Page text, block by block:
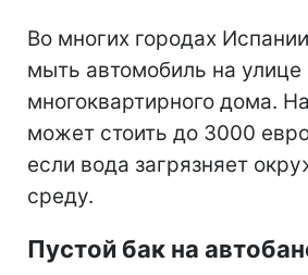
Во многих городах
мыть автомобиль на улице
многоквартирного дома.
может стоить до 3000
если вода загрязняет
среду.
Пустой бак на